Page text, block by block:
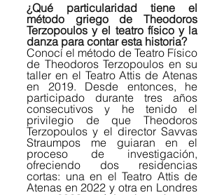
¿Qué particularidad tiene el
método griego de Theodoros
Terzopoulos y el teatro físico y la
danza para contar esta historia?
Conocí el método de Teatro Físico
de Theodoros Terzopoulos en su
taller en el Teatro Attis de Atenas
en 2019. Desde entonces, he
participado durante tres años
consecutivos y he tenido el
privilegio de que Theodoros
Terzopoulos y el director Savvas
Straumpos me guiaran en el
proceso de investigación,
ofreciendo dos residencias
cortas: una en el Teatro Attis de
Atenas en 2022 y otra en Londres